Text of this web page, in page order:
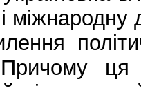
міжнародну
Причому